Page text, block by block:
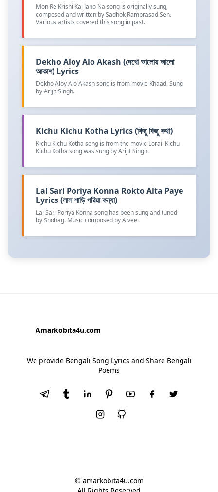
Mon Re Krishi Kaj Jano Na song is originally sung,
composed and written by Sadhok Ramprasad Sen.
Various artists covered this song in past.
Dekho Aloy Alo Akash (দেখো আলোয় আলো
আকাশ) Lyrics
Dekho Aloy Alo Akash song is from movie Khaad. Sung
by Arijit Singh.
Kichu Kichu Kotha Lyrics (কিছু কিছু কথা)
Kichu Kichu Kotha song is from the movie Lorai. Kichu
Kichu Kotha song was sung by Arijit Singh.
Lal Sari Poriya Konna Rokto Alta Paye
Lyrics (লাল শাড়ি পরিয়া কন্যা)
Lal Sari Poriya Konna song has been sung and tuned
by Shohag. Music composed by Alvee.
Amarkobita4u.com
We provide Bengali Song Lyrics and Share Bengali
Poems
© amarkobita4u.com
All Rights Reserved